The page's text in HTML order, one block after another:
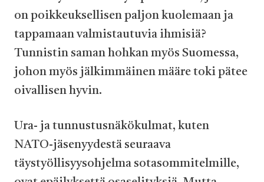
on poikkeuksellisen paljon kuolemaan ja
tappamaan valmistautuvia ihmisiä?
Tunnistin saman hohkan myös Suomessa,
johon myös jälkimmäinen määre toki pätee
oivallisen hyvin.
Ura- ja tunnustusnäkökulmat, kuten
NATO-jäsenyydestä seuraava
täystyöllisyysohjelma sotasommitelmille,